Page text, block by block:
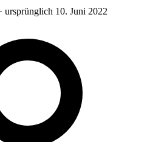
· ursprünglich 10. Juni 2022